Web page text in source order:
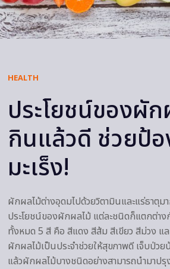
HEALTH
ประโยชน์ของผั
กินแล้วดี ช่วยป้
มะเร็ง!
ผักผลไม้ต่างอุดมไปด้วยวิตามินและแร่ธาตุม
ประโยชน์ของผักผลไม้ แต่ละชนิดก็แตกต่าง
ทั้งหมด 5 สี คือ สีแดง สีส้ม สีเขียว สีม่วง แล
ผักผลไม้เป็นประจำช่วยให้สุขภาพดี เจ็บป่ว
แล้วผักผลไม้บางชนิดอย่างสามารถนำมาปรุ